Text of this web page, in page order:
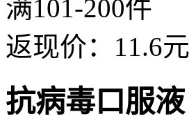
满101-200件
返现价： 11.6
抗病毒口服液